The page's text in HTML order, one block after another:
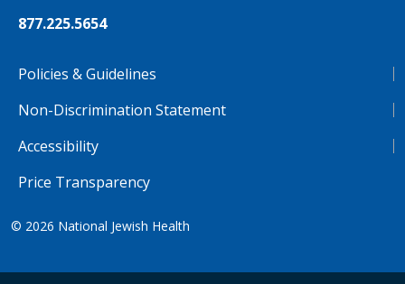
877.225.5654
Policies & Guidelines
Non-Discrimination Statement
Accessibility
Price Transparency
© 2026 National Jewish Health